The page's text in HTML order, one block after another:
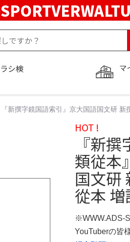
マ
シ検
新撰字鏡国語索引』京大国語国文研
HOT !
『新
類従本
国文研
從本
※WWW.ADS-
YouTuberの皆